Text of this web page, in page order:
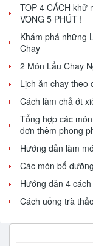
TOP 4 CÁCH khử
VÒNG 5 PHÚT !
Khám phá những
Chay
2 Món Lẩu Chay
Lịch ăn chay theo
Cách làm chả ớt
Tổng hợp các
đơn thêm phong
Hướng dẫn làm
Các món bổ
Hướng dẫn 4
Cách uống trà